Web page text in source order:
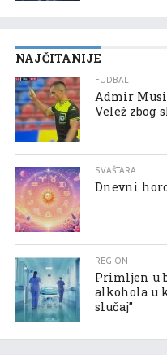
NAJČITANIJE
FUDBAL
Admir
Velež zbog
SVAŠTARA
Dnevni
REGION
Primljen u
alkohola u
slučaj”